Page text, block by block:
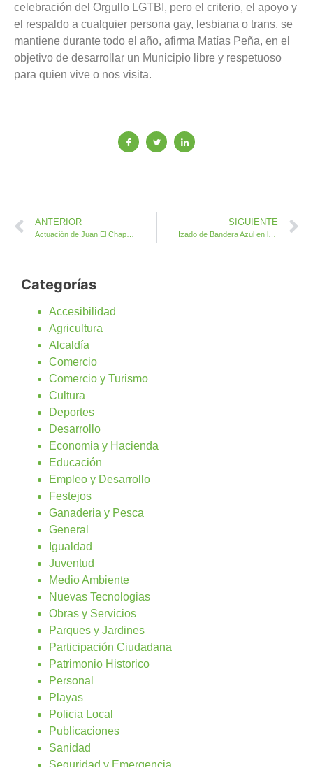
celebración del Orgullo LGTBI, pero el criterio, el apoyo y
el respaldo a cualquier persona gay, lesbiana o trans, se
mantiene durante todo el año, afirma Matías Peña, en el
objetivo de desarrollar un Municipio libre y respetuoso
para quien vive o nos visita.
ANTERIOR SIGUIENTE
Izado de Bandera Azul en la playa de El Castillo
Categorías
Accesibilidad
Agricultura
Alcaldía
Comercio
Comercio y Turismo
Cultura
Deportes
Desarrollo
Economia y Hacienda
Educación
Empleo y Desarrollo
Festejos
Ganaderia y Pesca
General
Igualdad
Juventud
Medio Ambiente
Nuevas Tecnologias
Obras y Servicios
Parques y Jardines
Participación Ciudadana
Patrimonio Historico
Personal
Playas
Policia Local
Publicaciones
Sanidad